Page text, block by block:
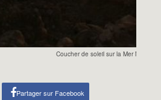
Coucher de soleil sur la Mer Morte
Partager sur Facebook